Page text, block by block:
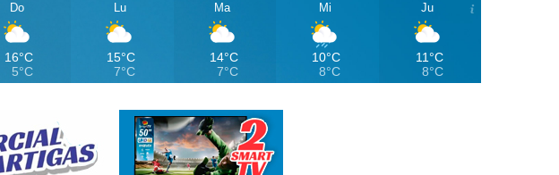
Do
16°C
5°C
Lu
15°C
7°C
Ma
14°C
7°C
Mi
10°C
8°C
Ju
11°C
8°C